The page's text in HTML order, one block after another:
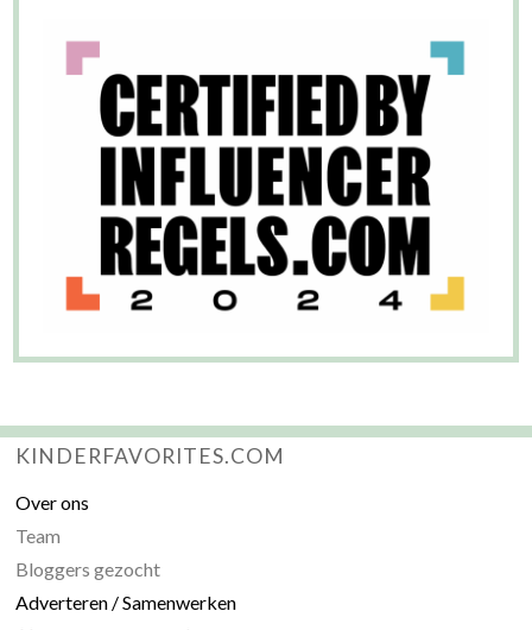
KINDERFAVORITES.COM
Over ons
Team
Bloggers gezocht
Adverteren / Samenwerken